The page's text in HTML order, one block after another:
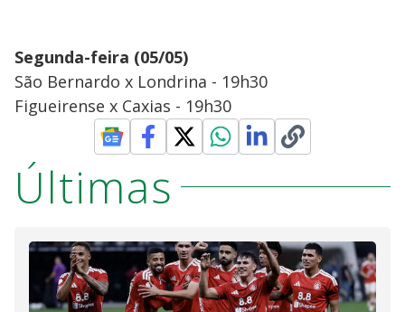
Segunda-feira (05/05)
São Bernardo x Londrina - 19h30
Figueirense x Caxias - 19h30
Últimas